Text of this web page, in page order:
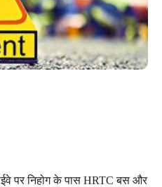
पर निहोग के पास HRTC बस और